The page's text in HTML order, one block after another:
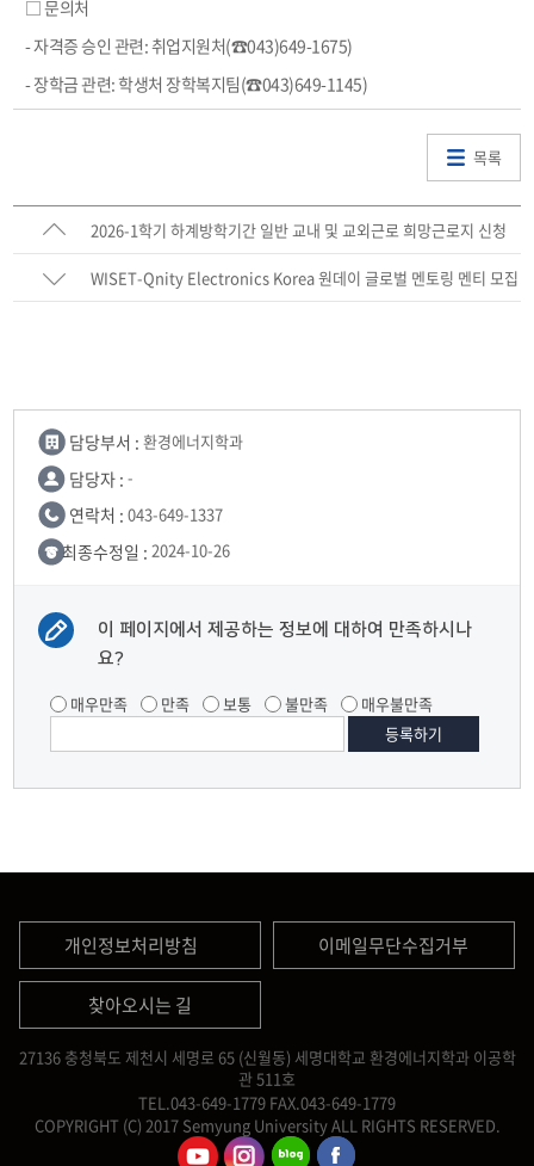
□ 문의처
- 자격증 승인 관련: 취업지원처(☎043)649-1675)
- 장학금 관련: 학생처 장학복지팀(☎043)649-1145)
목록
2026-1학기 하계방학기간 일반 교내 및 교외근로 희망근로지 신청
안내
WISET-Qnity Electronics Korea 원데이 글로벌 멘토링 멘티 모집
담당부서 : 환경에너지학과
담당자 : -
연락처 : 043-649-1337
최종수정일 : 2024-10-26
이 페이지에서 제공하는 정보에 대하여 만족하시나
요?
매우만족 만족 보통 불만족 매우불만족
개인정보처리방침 이메일무단수집거부
찾아오시는 길
27136 충청북도 제천시 세명로 65 (신월동) 세명대학교 환경에너지학과 이공학
관 511호
TEL.043-649-1779 FAX.043-649-1779
COPYRIGHT (C) 2017 Semyung University ALL RIGHTS RESERVED.